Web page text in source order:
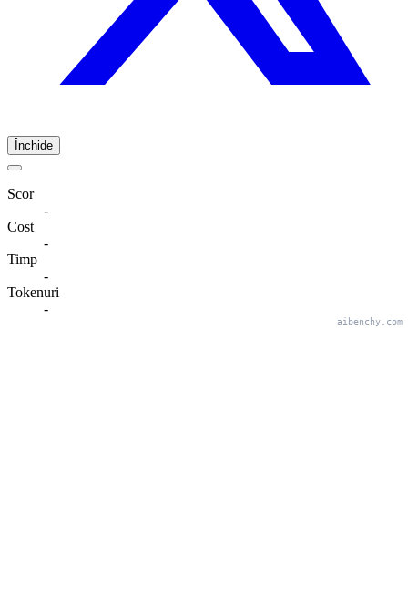
Închide
Scor
-
Cost
-
Timp
-
Tokenuri
-